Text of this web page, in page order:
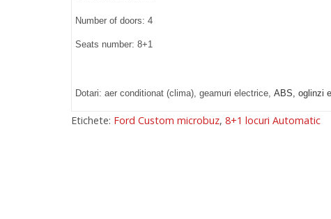
Number of doors: 4
Seats number: 8+1
Dotari: aer conditionat (clima), geamuri electrice, ABS, oglinzi
Etichete: Ford Custom microbuz, 8+1 locuri Automatic